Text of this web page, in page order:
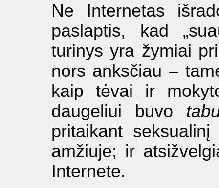
Ne Internetas
paslaptis, kad
turinys yra žymiai
nors anksčiau –
kaip tėvai ir
daugeliui buvo
pritaikant
amžiuje; ir
Internete.